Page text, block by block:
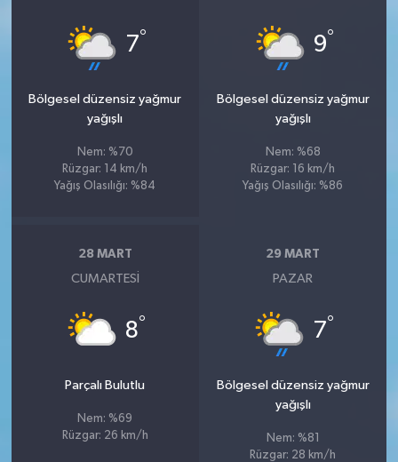
7°
Bölgesel düzensiz yağmur
yağışlı
Nem: %70
Rüzgar: 14 km/h
Yağış Olasılığı: %84
9°
Bölgesel düzensiz yağmur
yağışlı
Nem: %68
Rüzgar: 16 km/h
Yağış Olasılığı: %86
28 MART
CUMARTESI
8°
Parçalı Bulutlu
Nem: %69
Rüzgar: 26 km/h
29 MART
PAZAR
7°
Bölgesel düzensiz yağmur
yağışlı
Nem: %81
Rüzgar: 28 km/h